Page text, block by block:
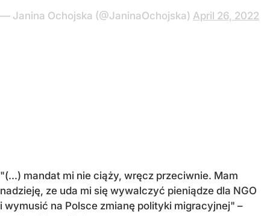
— Janina Ochojska (@JaninaOchojska) April 26, 2022
"(...) mandat mi nie ciąży, wręcz przeciwnie. Mam
nadzieję, ze uda mi się wywalczyć pieniądze dla NGO
i wymusić na Polsce zmianę polityki migracyjnej" –